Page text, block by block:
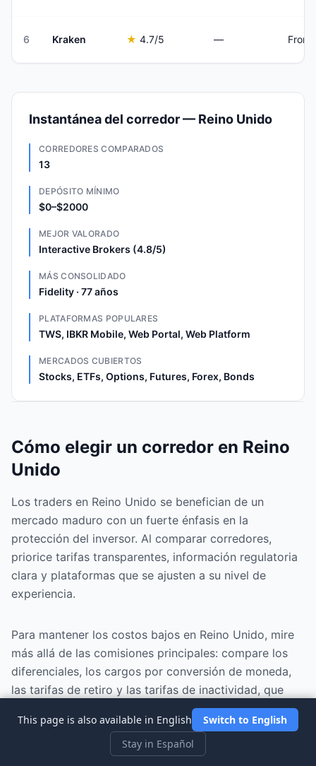
6 Kraken ★ 4.7/5 — From
Instantánea del corredor — Reino Unido
CORREDORES COMPARADOS
13
DEPÓSITO MÍNIMO
$0–$2000
MEJOR VALORADO
Interactive Brokers (4.8/5)
MÁS CONSOLIDADO
Fidelity · 77 años
PLATAFORMAS POPULARES
TWS, IBKR Mobile, Web Portal, Web Platform
MERCADOS CUBIERTOS
Stocks, ETFs, Options, Futures, Forex, Bonds
Cómo elegir un corredor en Reino
Unido
Los traders en Reino Unido se benefician de un
mercado maduro con un fuerte énfasis en la
protección del inversor. Al comparar corredores,
priorice tarifas transparentes, información regulatoria
clara y plataformas que se ajusten a su nivel de
experiencia.
Para mantener los costos bajos en Reino Unido, mire
más allá de las comisiones principales: compare los
diferenciales, los cargos por conversión de moneda,
las tarifas de retiro y las tarifas de inactividad, que
pueden erosionar silenciosamente los rendimientos
con el tiempo.
This page is also available in English
Switch to English
Stay in Español